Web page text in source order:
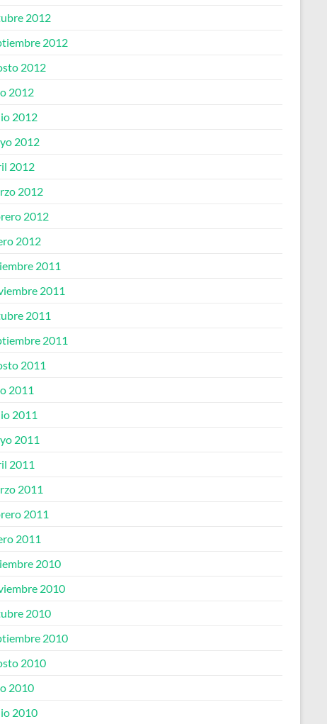
2012
2012
2012
2012
2012
2012
2012
2012
2012
2012
2011
2011
2011
2011
2011
2011
2011
2011
2011
2011
2011
2011
2010
2010
2010
2010
2010
2010
2010